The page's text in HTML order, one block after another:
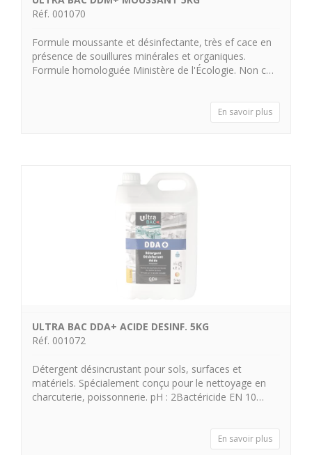
Réf. 001070
Formule moussante et désinfectante, très ef cace en
présence de souillures minérales et organiques.
Formule homologuée Ministère de l'Écologie. Non c…
En savoir plus
ULTRA BAC DDA+ ACIDE DESINF. 5KG
Réf. 001072
Détergent désincrustant pour sols, surfaces et
matériels. Spécialement conçu pour le nettoyage en
charcuterie, poissonnerie. pH : 2Bactéricide EN 10…
En savoir plus